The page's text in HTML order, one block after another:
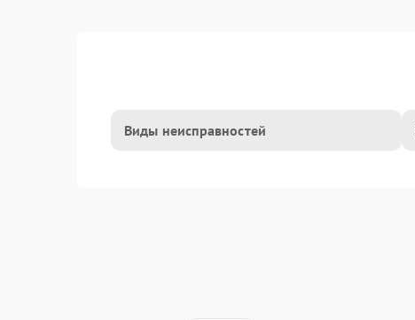
Виды неисправностей